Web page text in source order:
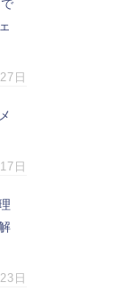
日
日
日